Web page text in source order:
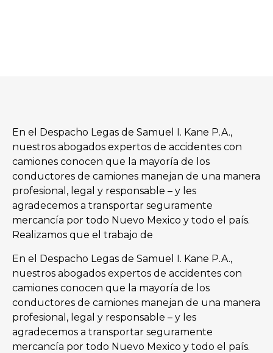
En el Despacho Legas de Samuel I. Kane P.A.,
nuestros abogados expertos de accidentes con
camiones conocen que la mayoría de los
conductores de camiones manejan de una manera
profesional, legal y responsable – y les
agradecemos a transportar seguramente
mercancía por todo Nuevo Mexico y todo el país.
Realizamos que el trabajo de
En el Despacho Legas de Samuel I. Kane P.A.,
nuestros abogados expertos de accidentes con
camiones conocen que la mayoría de los
conductores de camiones manejan de una manera
profesional, legal y responsable – y les
agradecemos a transportar seguramente
mercancía por todo Nuevo Mexico y todo el país.